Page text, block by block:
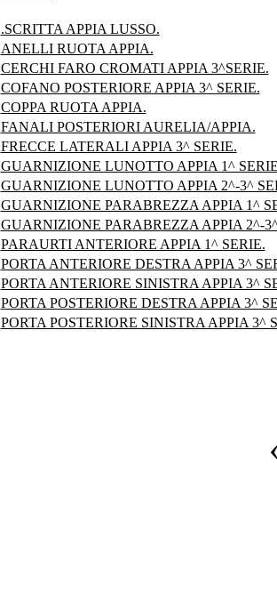
.SCRITTA APPIA LUSSO.
ANELLI RUOTA APPIA.
CERCHI FARO CROMATI APPIA 3^SERIE.
COFANO POSTERIORE APPIA 3^ SERIE.
COPPA RUOTA APPIA.
FANALI POSTERIORI AURELIA/APPIA.
FRECCE LATERALI APPIA 3^ SERIE.
GUARNIZIONE LUNOTTO APPIA 1^
GUARNIZIONE LUNOTTO APPIA 2^-3^
GUARNIZIONE PARABREZZA APPIA 1^
GUARNIZIONE PARABREZZA APPIA 2^-
PARAURTI ANTERIORE APPIA 1^ SERIE.
PORTA ANTERIORE DESTRA APPIA 3^
PORTA ANTERIORE SINISTRA APPIA 3^
PORTA POSTERIORE DESTRA APPIA 3^
PORTA POSTERIORE SINISTRA APPIA 3^